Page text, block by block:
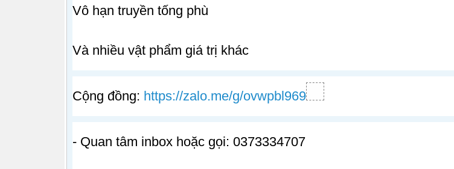
Vô hạn truyền tống phù
Và nhiều vật phẩm giá trị khác
Cộng đồng: https://zalo.me/g/ovwpbl969
- Quan tâm inbox hoặc gọi: 0373334707